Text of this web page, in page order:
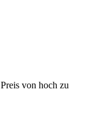
Preis von hoch zu